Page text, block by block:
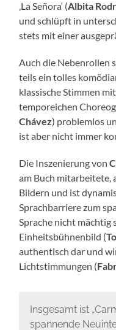
‚La Señora‘ (Albita
und schlüpft in
stets mit einer
Auch die Nebenrollen
teils ein tolles
klassische Stimmen
temporeichen
Chávez) problemlos
ist aber nicht immer
Die Inszenierung von
am Buch mitarbeitete,
Bildern und ist
Sprachbarriere zum
Sprache nicht mächtig
Einheitsbühnenbild (
authentisch dar und
Lichtstimmungen (
Insgesamt ist
spannende